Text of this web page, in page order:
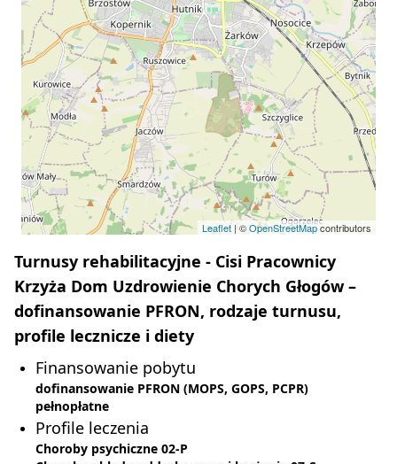
Leaflet | ©OpenStreetMapcontributors
Turnusy rehabilitacyjne - Cisi Pracownicy
Krzyża Dom Uzdrowienie Chorych Głogów –
dofinansowanie PFRON, rodzaje turnusu,
profile lecznicze i diety
Finansowanie pobytu
dofinansowanie PFRON (MOPS, GOPS, PCPR)
pełnopłatne
Profile leczenia
Choroby psychiczne 02-P